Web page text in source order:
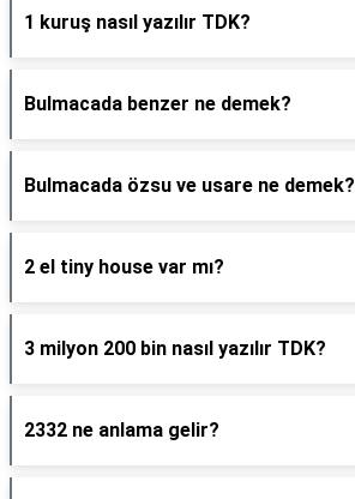
1 kuruş nasıl yazılır TDK?
Bulmacada benzer ne demek?
Bulmacada özsu ve usare ne demek?
2 el tiny house var mı?
3 milyon 200 bin nasıl yazılır TDK?
2332 ne anlama gelir?